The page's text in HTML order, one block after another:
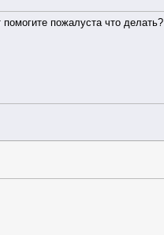
пожалуста что делать?